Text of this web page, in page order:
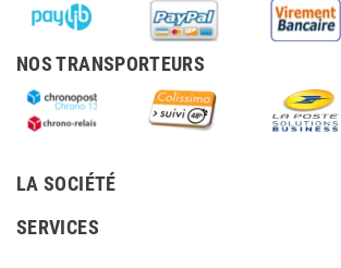
NOS TRANSPORTEURS
LA SOCIÉTÉ
SERVICES